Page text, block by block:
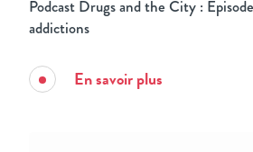
Podcast Drugs and the City :
addictions
En savoir plus